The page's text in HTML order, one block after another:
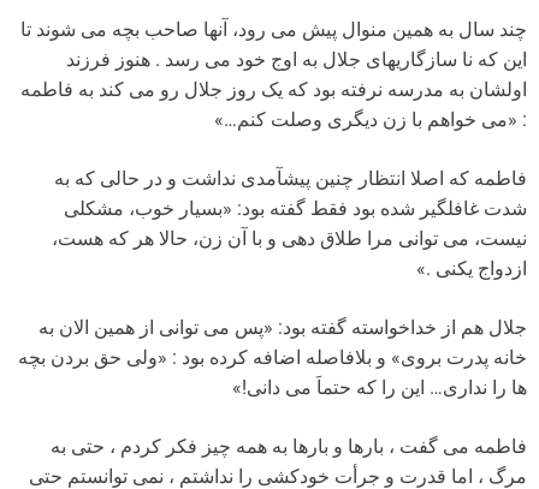
چند سال به همین منوال پیش می رود، آنها صاحب بچه می شوند تا
این که نا سازگاریهای جلال به اوج خود می رسد . هنوز فرزند
اولشان به مدرسه نرفته بود که یک روز جلال رو می کند به فاطمه
: «می خواهم با زن دیگری وصلت کنم…»
فاطمه که اصلا انتظار چنین پیشآمدی نداشت و در حالی که به
شدت غافلگیر شده بود فقط گفته بود: «بسیار خوب، مشکلی
نیست، می توانی مرا طلاق دهی و با آن زن، حالا هر که هست،
ازدواج یکنی .»
جلال هم از خداخواسته گفته بود: «پس می توانی از همین الان به
خانه پدرت بروی» و بلافاصله اضافه کرده بود : «ولی حق بردن بچه
ها را نداری… این را که حتماَ می دانی!»
فاطمه می گفت ، بارها و بارها به همه چیز فکر کردم ، حتی به
مرگ ، اما قدرت و جرأت خودکشی را نداشتم ، نمی توانستم حتی